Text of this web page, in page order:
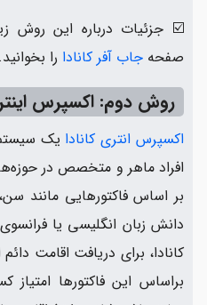
☑️ جزئیات درباره این روش
صفحه جاب آفر کانادا را بخوانید.
روش دوم: اکسپرس
اکسپرس انتری کانادا یک
افراد ماهر و متخصص در
بر اساس فاکتورهایی مانند
دانش زبان انگلیسی یا
کانادا، برای دریافت اقامت
براساس این فاکتورها